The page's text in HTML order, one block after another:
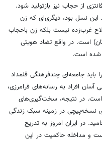
از حجاب نیز بازتولید شود.
نسل بود، دیگری‌ای که زن
غرب‌زده نیست بلکه زن باحجاب
است. در واقع تضاد هویتی
شده است.
باید جامعه‌ای چندفرهنگی قلمداد
افراد به رسانه‌های فرامرزی،
است. در نتیجه، سخت‌گیری‌های
نسخه‌پیچی در زمینه سبک زندگی
در ایران امروز به تدریج
و مداخله حاکمیت در این